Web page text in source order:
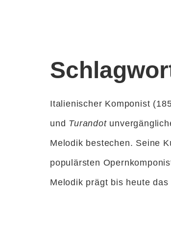
Italienischer Komponist
und Turandot
Melodik bestechen. Seine
populärsten
Melodik prägt bis heute